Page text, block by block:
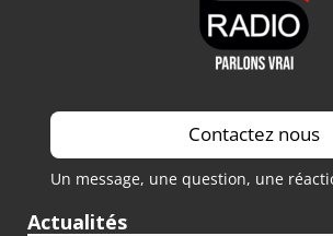
Contactez nous
Un message, une question, une
Actualités